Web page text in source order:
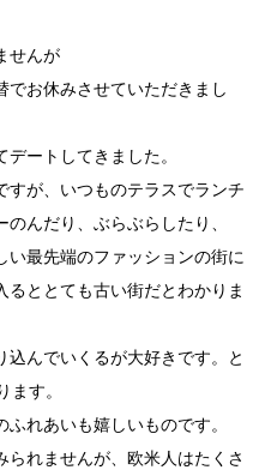
せんが
でお休みさせていただきまし
ートしてきました。
すが、いつものテラスでランチ
んだり、ぶらぶらしたり、
最先端のファッションの街に
ととても古い街だとわかりま
んでいくるが大好きです。と
ます。
れあいも嬉しいものです。
れませんが、欧米人はたくさ